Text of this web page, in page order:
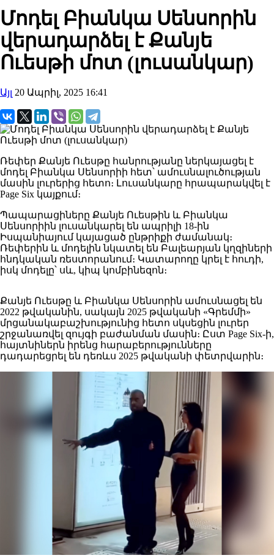
Մոդել Բիանկա Սենսորին
վերադարձել է Քանյե
Ուեսթի մոտ (լուսանկար)
Այլ 20 Ապրիլ, 2025 16:41
Ռեփեր Քանյե Ուեսթը հանրությանը ներկայացել է
մոդել Բիանկա Սենսորիի հետ՝ ամուսնալուծության
մասին լուրերից հետո։ Լուսանկարը հրապարակվել է
Page Six կայքում։
Պապարացիները Քանյե Ուեսթին և Բիանկա
Սենսորիին լուսանկարել են ապրիլի 18-ին
Իսպանիայում կայացած ընթրիքի ժամանակ։
Ռեփերին և մոդելին նկատել են Բալեարյան կղզիների
հնդկական ռեստորանում։ Կատարողը կրել է հուդի,
իսկ մոդելը՝ սև, կիպ կոմբինեզոն։
Քանյե Ուեսթը և Բիանկա Սենսորին ամուսնացել են
2022 թվականին, սակայն 2025 թվականի «Գրեմմի»
մրցանակաբաշխությունից հետո սկսեցին լուրեր
շրջանառվել զույգի բաժանման մասին։ Ըստ Page Six-ի,
հայտնիներն իրենց հարաբերությունները
դադարեցրել են դեռևս 2025 թվականի փետրվարին։